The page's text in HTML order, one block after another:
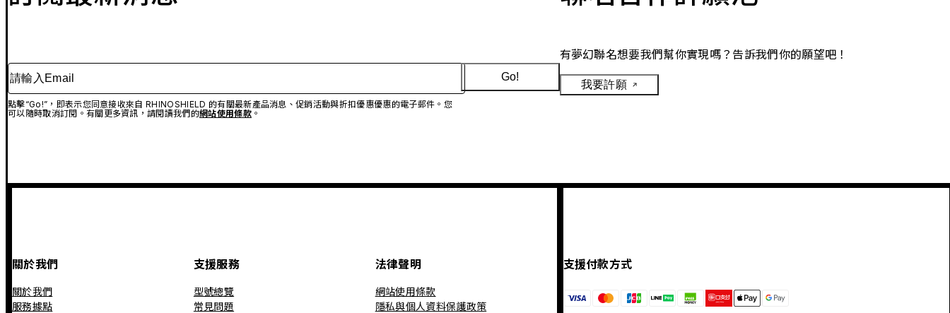
請輸入Email
點擊“Go!”，即表示您同意接收來自 RHINOSHIELD 的有關最新產品消息、促銷活動與折扣優惠優惠的電子郵件。您
可以隨時取消訂閱。有關更多資訊，請閱讀我們的網站使用條款。
Go!
有夢幻聯名想要我們幫你實現嗎？告訴我們你的願望吧！
我要許願
關於我們
關於我們
服務據點
支援服務
型號總覽
常見問題
法律聲明
網站使用條款
隱私與個人資料保護政策
支援付款方式